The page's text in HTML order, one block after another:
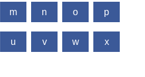
m n o p
u v w x